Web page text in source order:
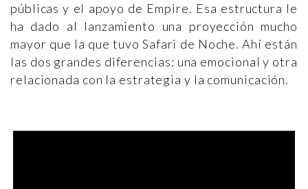
públicas y el apoyo de Empire. Esa estructura le
ha dado al lanzamiento una proyección mucho
mayor que la que tuvo Safari de Noche. Ahí están
las dos grandes diferencias: una emocional y otra
relacionada con la estrategia y la comunicación.